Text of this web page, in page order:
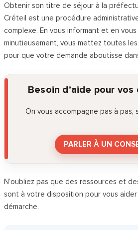
Obtenir son titre de séjour à la
Créteil est une procédure
complexe. En vous informant et en
minutieusement, vous mettez toutes
pour que votre demande aboutisse
Besoin d’aide pour vos
On vous accompagne pas à pas,
PARLER À UN
N’oubliez pas que des ressources et
sont à votre disposition pour vous
démarche.